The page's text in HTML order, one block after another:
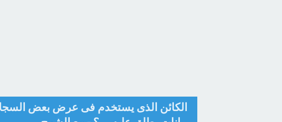
الكائن الذى يستخدم فى عرض بعض